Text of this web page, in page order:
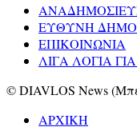
ΕΥΘΥΝΗ
ΕΠΙΚΟΙΝΩΝΙΑ
ΛΙΓΑ ΛΟΓΙΑ
© DIAVLOS News
ΑΡΧΙΚΗ